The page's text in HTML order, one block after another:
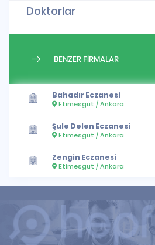
Doktorlar
BENZER FİRMALAR
Bahadır Eczanesi
Etimesgut / Ankara
Şule Delen Eczanesi
Etimesgut / Ankara
Zengin Eczanesi
Etimesgut / Ankara